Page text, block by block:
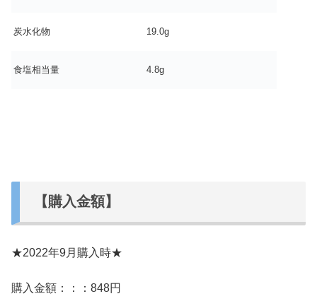
炭水化物 19.0g
食塩相当量 4.8g
【購入金額】
★2022年9月購入時★
購入金額：：：848円